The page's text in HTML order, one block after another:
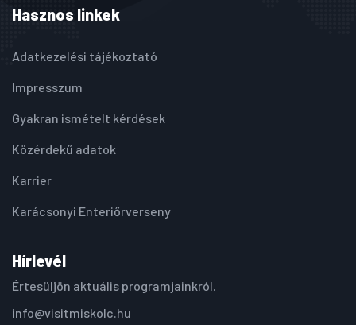
Hasznos linkek
Adatkezelési tájékoztató
Impresszum
Gyakran ismételt kérdések
Közérdekű adatok
Karrier
Karácsonyi Enteriőrverseny
Hírlevél
Értesüljön aktuális programjainkról.
info@visitmiskolc.hu